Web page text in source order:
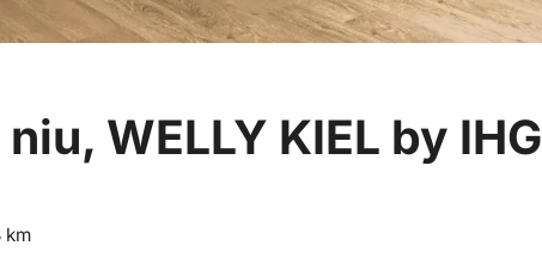
WELLY KIEL by IHG
km